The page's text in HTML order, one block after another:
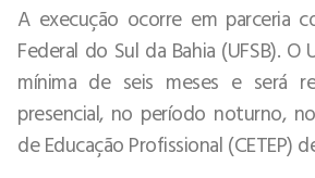
A execução ocorre em parceria
Federal do Sul da Bahia (UFSB). O
mínima de seis meses e será
presencial, no período noturno,
de Educação Profissional (CETEP)